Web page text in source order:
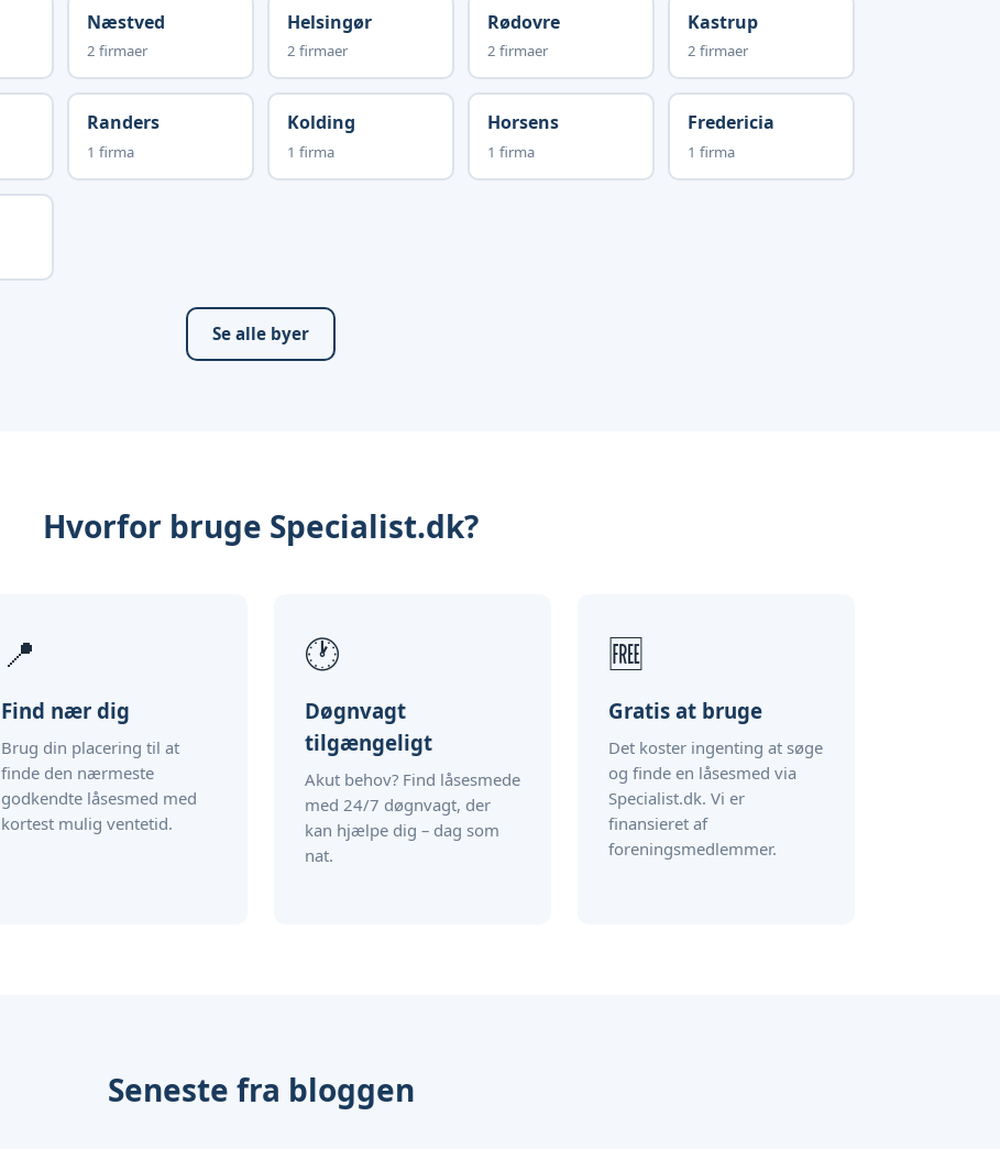
Næstved
2 firmaer
Helsingør
2 firmaer
Rødovre
2 firmaer
Kastrup
2 firmaer
Randers
1 firma
Kolding
1 firma
Horsens
1 firma
Fredericia
1 firma
Se alle byer
Hvorfor bruge Specialist.dk?
📍
Find nær dig
Brug din placering til at
finde den nærmeste
godkendte låsesmed med
kortest mulig ventetid.
🕐
Døgnvagt
tilgængeligt
Akut behov? Find låsesmede
med 24/7 døgnvagt, der
kan hjælpe dig – dag som
nat.
🆓
Gratis at bruge
Det koster ingenting at søge
og finde en låsesmed via
Specialist.dk. Vi er
finansieret af
foreningsmedlemmer.
Seneste fra bloggen